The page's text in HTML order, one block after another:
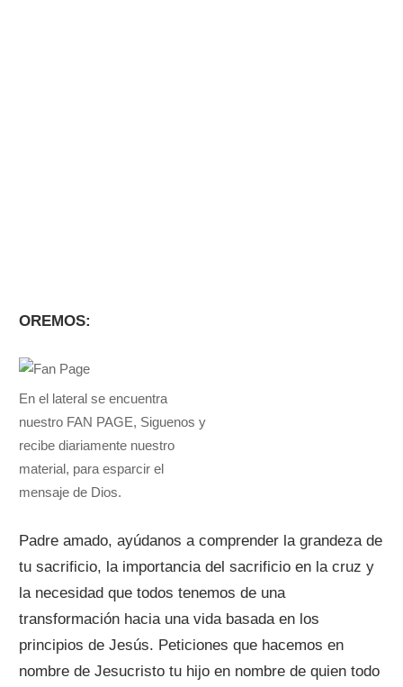
OREMOS:
En el lateral se encuentra
nuestro FAN PAGE, Siguenos y
recibe diariamente nuestro
material, para esparcir el
mensaje de Dios.
Padre amado, ayúdanos a comprender la grandeza de
tu sacrificio, la importancia del sacrificio en la cruz y
la necesidad que todos tenemos de una
transformación hacia una vida basada en los
principios de Jesús. Peticiones que hacemos en
nombre de Jesucristo tu hijo en nombre de quien todo